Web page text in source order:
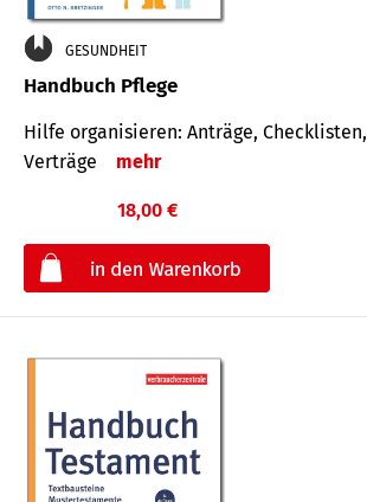
GESUNDHEIT
Handbuch Pflege
Hilfe organisieren: Anträge, Checklisten,
Verträge
mehr
18,00 €